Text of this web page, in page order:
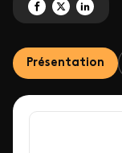
Partagez 'L'Animation
PartagezPartagez
Présentation